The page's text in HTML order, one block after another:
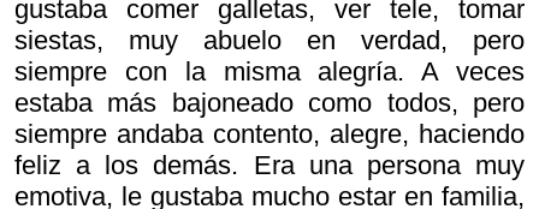
gustaba comer galletas, ver tele, tomar
siestas, muy abuelo en verdad, pero
siempre con la misma alegría. A veces
estaba más bajoneado como todos, pero
siempre andaba contento, alegre, haciendo
feliz a los demás. Era una persona muy
emotiva, le gustaba mucho estar en familia,